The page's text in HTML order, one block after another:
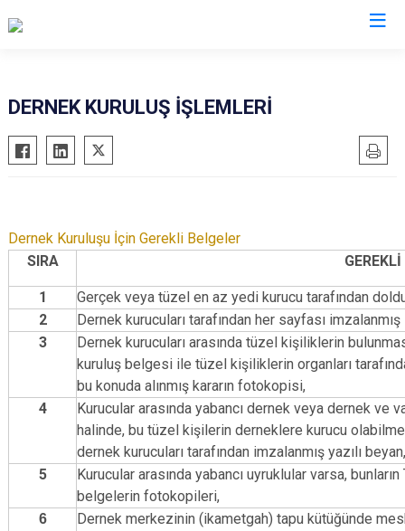
Başmakçı
Bayat
Çobanlar
Dazkırı
Dinar
Emirdağ
Sandıklı
Şuhut
Sultandağı
Sinanpaşa
DERNEK KURULUŞ İŞLEMLERİ
Dernek Kuruluşu İçin Gerekli Belgeler
SIRA
1
Gerçek veya tüzel en az yedi kurucu tarafından
2
Dernek kurucuları tarafından her sayfası
3
Dernek kurucuları arasında tüzel kişiliklerin
kuruluş belgesi ile tüzel kişiliklerin organları
bu konuda alınmış kararın fotokopisi,
4
Kurucular arasında yabancı dernek veya dernek ve
halinde, bu tüzel kişilerin derneklere kurucu
dernek kurucuları tarafından imzalanmış yazılı beyan,
5
Kurucular arasında yabancı uyruklular varsa,
belgelerin fotokopileri,
6
Dernek merkezinin (ikametgah) tapu kütüğünde